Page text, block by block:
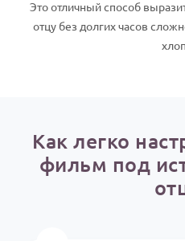
Пожелания
Это отличный способ
отцу без долгих часов
Как легко
фильм под